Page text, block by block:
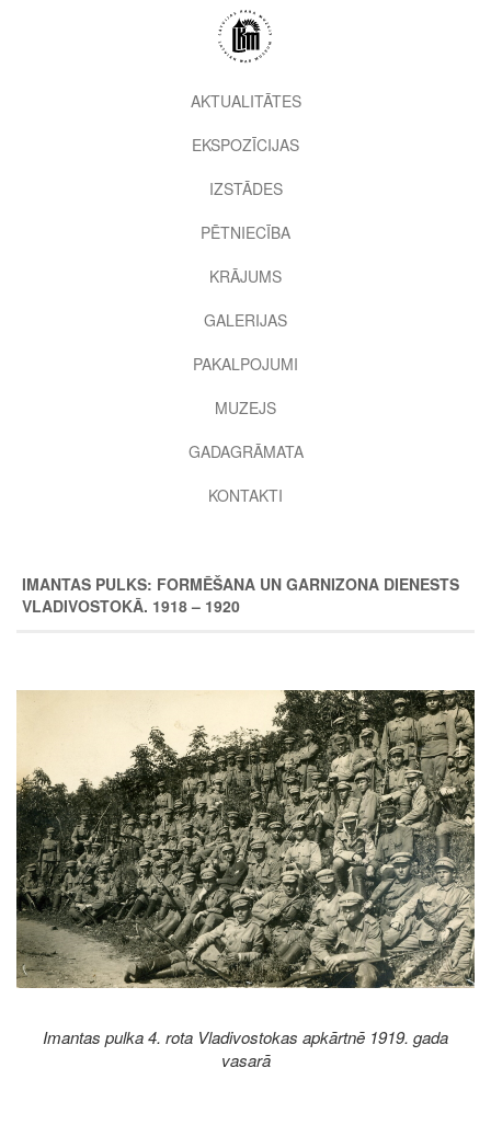
2nd
level
AKTUALITĀTES
EKSPOZĪCIJAS
IZSTĀDES
PĒTNIECĪBA
KRĀJUMS
GALERIJAS
PAKALPOJUMI
MUZEJS
GADAGRĀMATA
KONTAKTI
IMANTAS PULKS: FORMĒŠANA UN GARNIZONA DIENESTS
VLADIVOSTOKĀ. 1918 – 1920
Image
Imantas pulka 4. rota Vladivostokas apkārtnē 1919. gada
vasarā